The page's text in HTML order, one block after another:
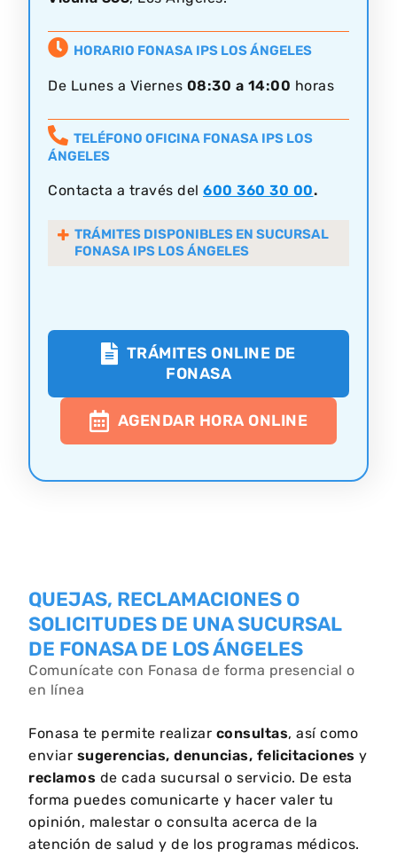
HORARIO FONASA IPS LOS ÁNGELES
De Lunes a Viernes 08:30 a 14:00 horas
TELÉFONO OFICINA FONASA IPS LOS
ÁNGELES
Contacta a través del 600 360 30 00.
TRÁMITES DISPONIBLES EN SUCURSAL
FONASA IPS LOS ÁNGELES
TRÁMITES ONLINE DE
FONASA
AGENDAR HORA ONLINE
QUEJAS, RECLAMACIONES O
SOLICITUDES DE UNA SUCURSAL
DE FONASA DE LOS ÁNGELES
Comunícate con Fonasa de forma presencial o
en línea
Fonasa te permite realizar consultas, así como
enviar sugerencias, denuncias, felicitaciones y
reclamos de cada sucursal o servicio. De esta
forma puedes comunicarte y hacer valer tu
opinión, malestar o consulta acerca de la
atención de salud y de los programas médicos.